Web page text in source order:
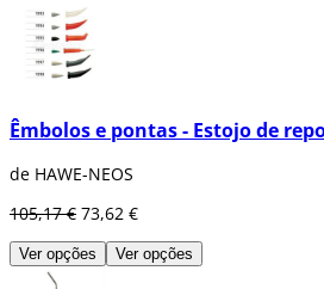
Êmbolos e pontas - Estojo de
de HAWE-NEOS
105,17 € 73,62 €
Ver opções Ver opções